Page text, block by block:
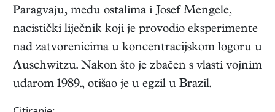
Paragvaju, među ostalima i Josef Mengele,
nacistički liječnik koji je provodio eksperimente
nad zatvorenicima u koncentracijskom logoru u
Auschwitzu. Nakon što je zbačen s vlasti vojnim
udarom 1989., otišao je u egzil u Brazil.